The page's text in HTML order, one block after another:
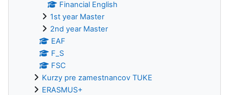
Financial English
1st year Master
2nd year Master
EAF
F_S
FSC
Kurzy pre zamestnancov TUKE
ERASMUS+